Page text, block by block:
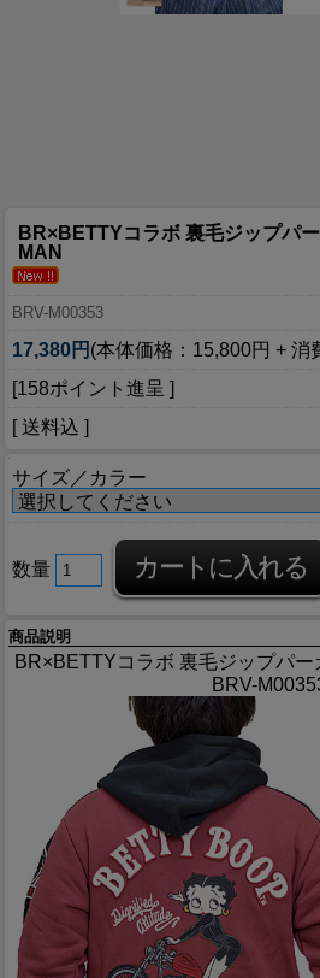
BR×BETTYコラボ 裏毛ジップパ
MAN
BRV-M00353
17,380円 (本体価格：15,800円 + 消
[158ポイント進呈 ]
[ 送料込 ]
サイズ／カラー
数量
商品説明
BR×BETTYコラボ 裏毛ジップパ
BRV-